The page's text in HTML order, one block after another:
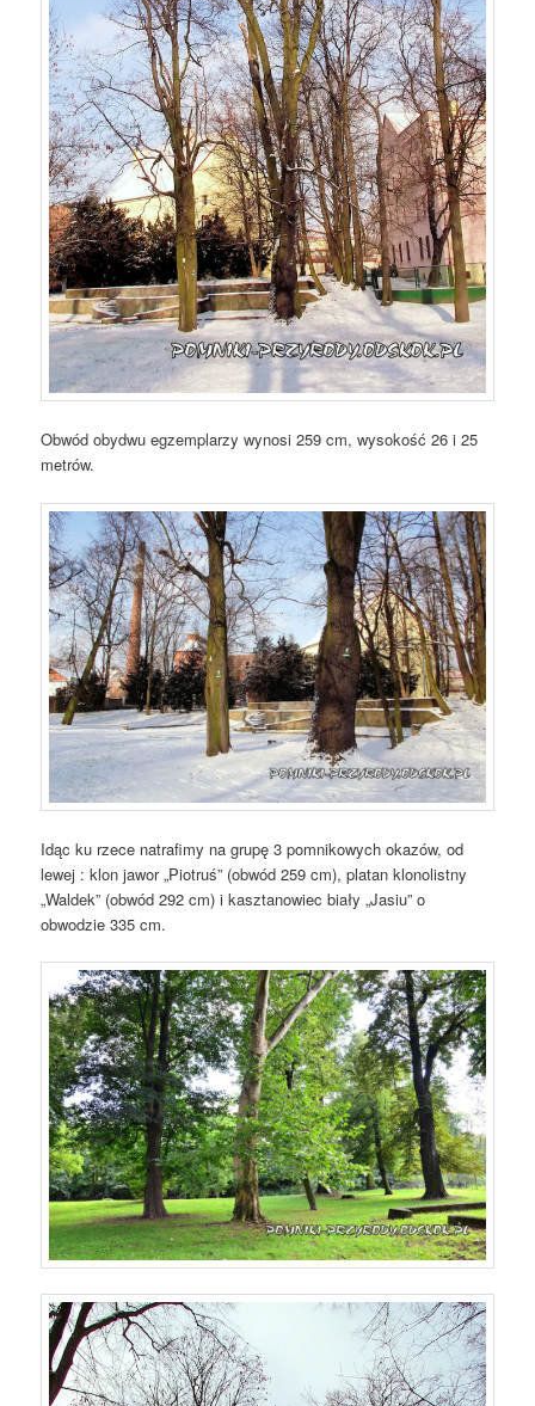
Obwód obydwu egzemplarzy wynosi 259 cm, wysokość 26 i 25
metrów.
Idąc ku rzece natrafimy na grupę 3 pomnikowych okazów, od
lewej : klon jawor „Piotruś” (obwód 259 cm), platan klonolistny
„Waldek” (obwód 292 cm) i kasztanowiec biały „Jasiu” o
obwodzie 335 cm.